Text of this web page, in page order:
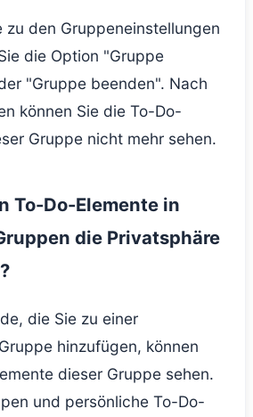
zu den Gruppeneinstellungen
die Option "Gruppe
"Gruppe beenden". Nach
können Sie die To-Do-
Gruppe nicht mehr sehen.
To-Do-Elemente in
die Privatsphäre
die Sie zu einer
hinzufügen, können
dieser Gruppe sehen.
und persönliche To-Do-